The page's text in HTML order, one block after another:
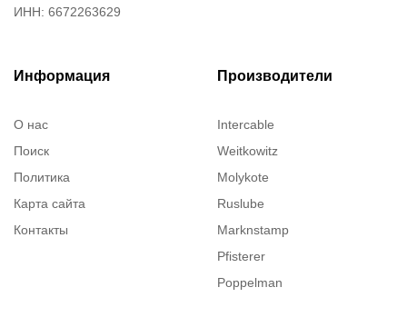
ИНН: 6672263629
Информация
О нас
Поиск
Политика
Карта сайта
Контакты
Производители
Intercable
Weitkowitz
Molykote
Ruslube
Marknstamp
Pfisterer
Poppelman